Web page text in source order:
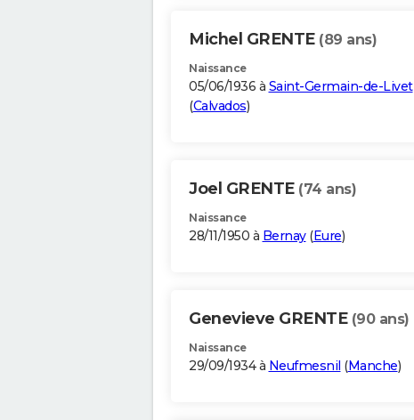
Michel GRENTE (89 ans)
Naissance
05/06/1936 à Saint-Germain-de-Livet
(Calvados)
Joel GRENTE (74 ans)
Naissance
28/11/1950 à Bernay(Eure)
Genevieve GRENTE (90 ans)
Naissance
29/09/1934 à Neufmesnil (Manche)